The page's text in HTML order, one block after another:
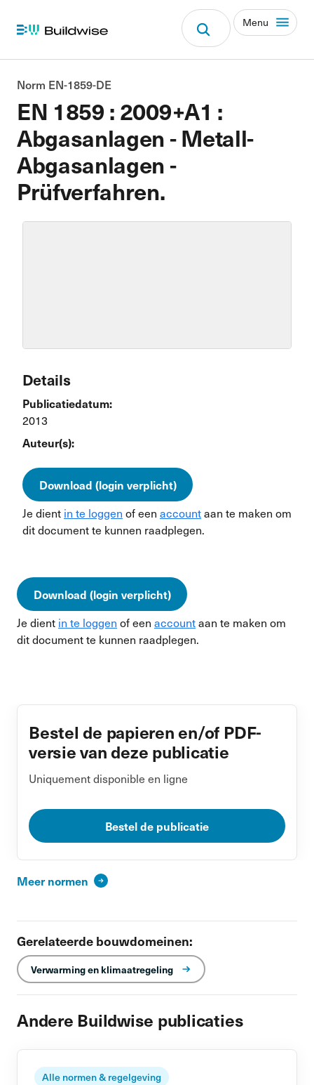
Menu
EN 1859 : 2009+A1 :
Abgasanlagen - Metall-
Abgasanlagen -
Prüfverfahren.
Norm EN-1859-DE
Details
Publicatiedatum:
2013
Auteur(s):
Download (login verplicht)
Je dient in te loggen of een accountaan te maken om
dit document te kunnen raadplegen.
Download (login verplicht)
Je dient in te loggen of een accountaan te maken om
dit document te kunnen raadplegen.
Bestel de papieren en/of PDF-
versie van deze publicatie
Uniquement disponible en ligne
Bestel de publicatie
Meer normen
Gerelateerde bouwdomeinen:
Verwarming en klimaatregeling
Andere Buildwise publicaties
Alle normen & regelgeving